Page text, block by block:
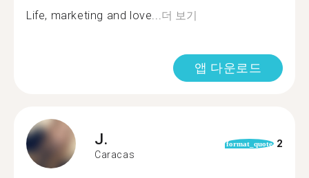
Life, marketing and love...더 보기
앱 다운로드
J.
Caracas
format_quote 2